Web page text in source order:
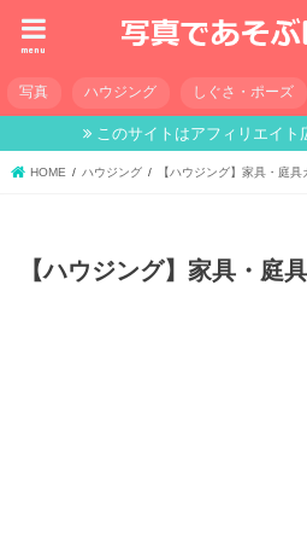
menu
写真 ハウジング しぐさ・ポーズ
このサイトはアフィリエイト
HOME ハウジング 【ハウジング】家具・庭
【ハウジング】家具・庭